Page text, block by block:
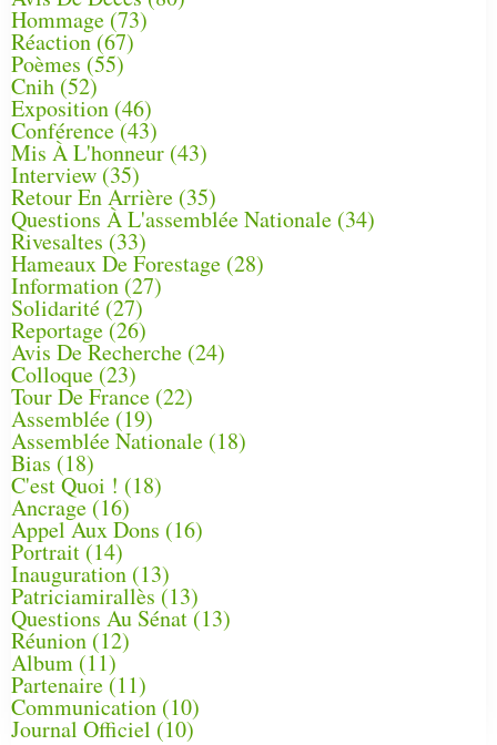
Hommage (73)
Réaction(67)
Poèmes (55)
Cnih (52)
Exposition (46)
Conférence(43)
Mis À L'honneur (43)
Interview (35)
Retour En Arrière (35)
Questions À L'assemblée Nationale (34)
Rivesaltes (33)
Hameaux De Forestage (28)
Information (27)
Solidarité (27)
Reportage(26)
Avis De Recherche (24)
Colloque (23)
Tour De France (22)
Assemblée (19)
Assemblée Nationale (18)
Bias (18)
C'est Quoi ! (18)
Ancrage (16)
Appel Aux Dons (16)
Portrait (14)
Inauguration (13)
Patriciamirallès (13)
Questions Au Sénat(13)
Réunion (12)
Album (11)
Partenaire(11)
Communication (10)
Journal Officiel (10)